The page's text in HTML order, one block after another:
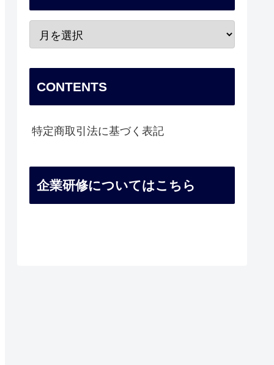
CONTENTS
特定商取引法に基づく表記
企業研修についてはこちら